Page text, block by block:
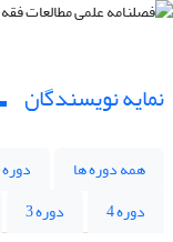
نمایه نویسندگان
همه دوره ها دوره 8
دوره 4
دوره 3